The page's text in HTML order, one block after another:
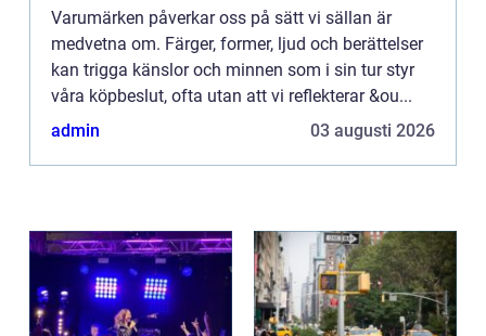
Varumärken påverkar oss på sätt vi sällan är
medvetna om. Färger, former, ljud och berättelser
kan trigga känslor och minnen som i sin tur styr
våra köpbeslut, ofta utan att vi reflekterar &ou...
admin
03 augusti 2026